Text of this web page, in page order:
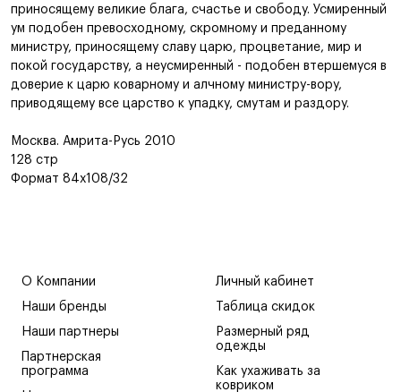
приносящему великие блага, счастье и свободу. Усмиренный
ум подобен превосходному, скромному и преданному
министру, приносящему славу царю, процветание, мир и
покой государству, а неусмиренный - подобен втершемуся в
доверие к царю коварному и алчному министру-вору,
приводящему все царство к упадку, смутам и раздору.
Москва. Амрита-Русь 2010
128 стр
Формат 84х108/32
О Компании
Наши бренды
Наши партнеры
Партнерская
программа
Личный кабинет
Таблица скидок
Размерный ряд
одежды
Как ухаживать за
ковриком